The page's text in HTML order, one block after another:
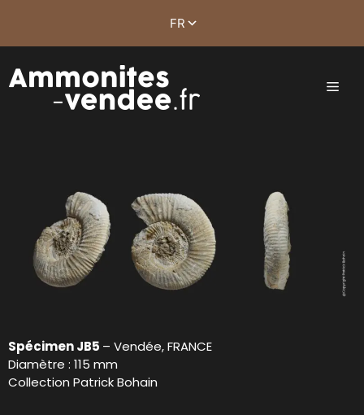
Spécimen JB5 – Vendée, FRANCE
Diamètre : 115 mm
Collection Patrick Bohain